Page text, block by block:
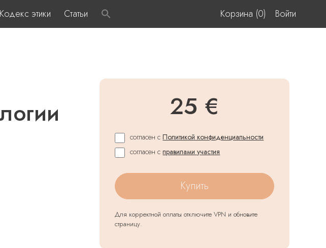
Кодекс этики Статьи Корзина (0) Войти
25 €
согласен сПолитикой конфиденциальности
согласен справилами участия
Купить
Для корректной оплаты отключите VPN и обновите
страницу.